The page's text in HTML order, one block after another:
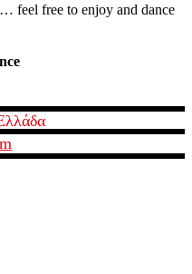
feel free to enjoy and dance